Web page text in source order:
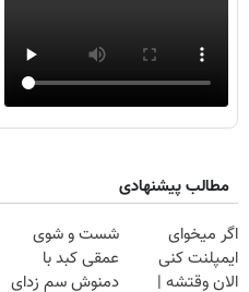
مطالب پیشنهادی
اگر میخوای
ایمپلنت کنی
الان وقتشه |
شست و شوی
عمقی کبد با
دمنوش سم زدای